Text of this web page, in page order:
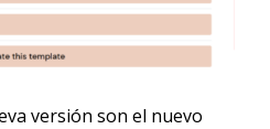
versión son el nuevo